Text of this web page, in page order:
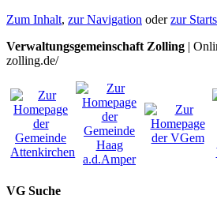
Zum Inhalt, zur Navigation oderzur
Verwaltungsgemeinschaft Zolling |
zolling.de/
VG Suche